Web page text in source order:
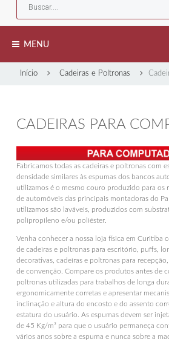
MENU
Início Cadeiras e Poltronas
CADEIRAS PARA
Fabricamos todas as cadeiras e poltronas com
densidade similares às espumas dos bancos
utilizamos é o mesmo couro produzido para os
de automóveis das principais montadoras do
utilizamos são laváveis, produzidos com
polipropileno e/ou poliéster.
Venha conhecer a nossa loja física em Curitiba
de cadeiras e poltronas para escritório, puffs,
decorativas, cadeiras e poltronas para
de convenção. Compare os produtos antes de
poltronas utilizadas para trabalhos de longa
ergonomicamente corretas e apresentar
inclinação e altura do encosto e do assento
estatura do usuário. As espumas devem ser
de 45 Kg/m³ para que o usuário permaneça
vários anos sobre a espuma e nunca sobre a